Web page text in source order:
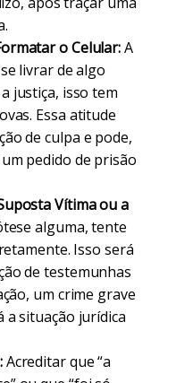
o Celular:A
livrar de algo
justiça, isso tem
Essa atitude
de culpa e pode,
pedido de prisão
Vítima ou a
alguma, tente
Isso será
de testemunhas
um crime grave
situação jurídica
Acreditar que “a